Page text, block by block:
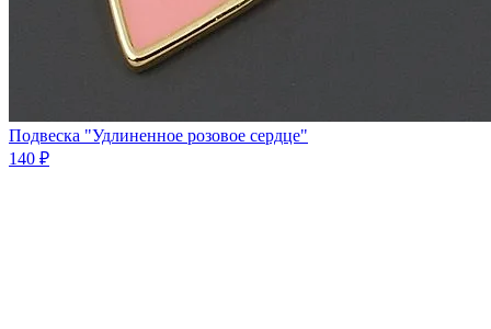
Подвеска "Удлиненное розовое сердце"
140 ₽